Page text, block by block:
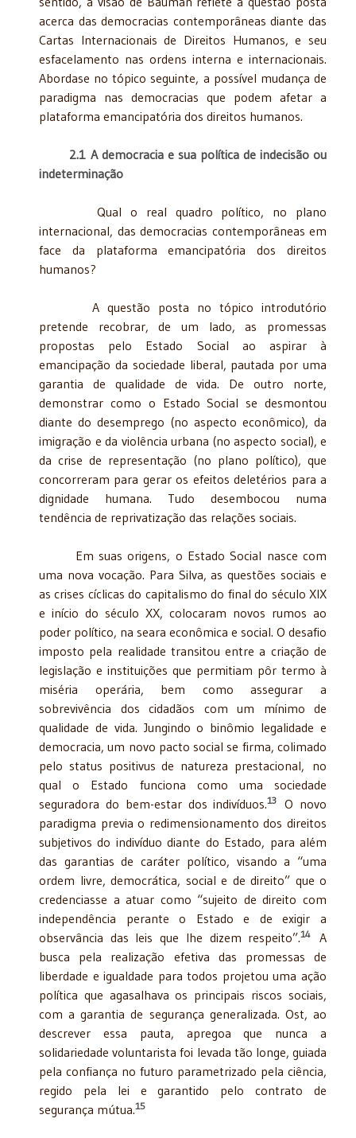
acerca das democracias contemporâneas diante das
Cartas Internacionais de Direitos Humanos, e seu
esfacelamento nas ordens interna e internacionais.
Abordase no tópico seguinte, a possível mudança de
paradigma nas democracias que podem afetar a
plataforma emancipatória dos direitos humanos.
2.1 A democracia e sua política de indecisão ou
indeterminação
Qual o real quadro político, no plano
internacional, das democracias contemporâneas em
face da plataforma emancipatória dos direitos
humanos?
A questão posta no tópico introdutório
pretende recobrar, de um lado, as promessas
propostas pelo Estado Social ao aspirar à
emancipação da sociedade liberal, pautada por uma
garantia de qualidade de vida. De outro norte,
demonstrar como o Estado Social se desmontou
diante do desemprego (no aspecto econômico), da
imigração e da violência urbana (no aspecto social), e
da crise de representação (no plano político), que
concorreram para gerar os efeitos deletérios para a
dignidade humana. Tudo desembocou numa
tendência de reprivatização das relações sociais.
Em suas origens, o Estado Social nasce com
uma nova vocação. Para Silva, as questões sociais e
as crises cíclicas do capitalismo do final do século XIX
e início do século XX, colocaram novos rumos ao
poder político, na seara econômica e social. O desafio
imposto pela realidade transitou entre a criação de
legislação e instituições que permitiam pôr termo à
miséria operária, bem como assegurar a
sobrevivência dos cidadãos com um mínimo de
qualidade de vida. Jungindo o binômio legalidade e
democracia, um novo pacto social se firma, colimado
pelo status positivus de natureza prestacional, no
qual o Estado funciona como uma sociedade
seguradora do bem-estar dos indivíduos.13
O novo
paradigma previa o redimensionamento dos direitos
subjetivos do indivíduo diante do Estado, para além
das garantias de caráter político, visando a “uma
ordem livre, democrática, social e de direito” que o
credenciasse a atuar como “sujeito de direito com
independência perante o Estado e de exigir a
observância das leis que lhe dizem respeito”.14
A
busca pela realização efetiva das promessas de
liberdade e igualdade para todos projetou uma ação
política que agasalhava os principais riscos sociais,
com a garantia de segurança generalizada. Ost, ao
descrever essa pauta, apregoa que nunca a
solidariedade voluntarista foi levada tão longe, guiada
pela confiança no futuro parametrizado pela ciência,
regido pela lei e garantido pelo contrato de
segurança mútua.15